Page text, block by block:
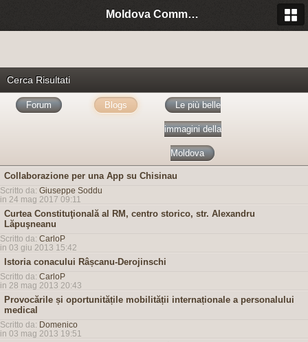
Moldova Community Italia
Cerca Risultati
Forum Blogs Le più belle
immagini della
Moldova
Collaborazione per una App su Chisinau
Scritto da: Giuseppe Soddu
in 24 mag 2017 09:11
Curtea Constituţională al RM, centro storico, str. Alexandru
Lăpuşneanu
Scritto da: CarloP
in 03 giu 2013 15:42
Istoria conacului Râșcanu-Derojinschi
Scritto da: CarloP
in 28 mag 2013 20:43
Provocările și oportunitățile mobilității internaționale a personalului
medical
Scritto da: Domenico
in 03 mag 2013 19:51